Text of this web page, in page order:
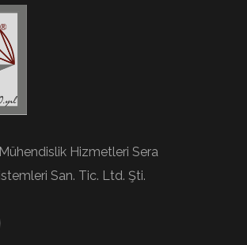
Hizmetleri Sera
San. Tic. Ltd. Şti.